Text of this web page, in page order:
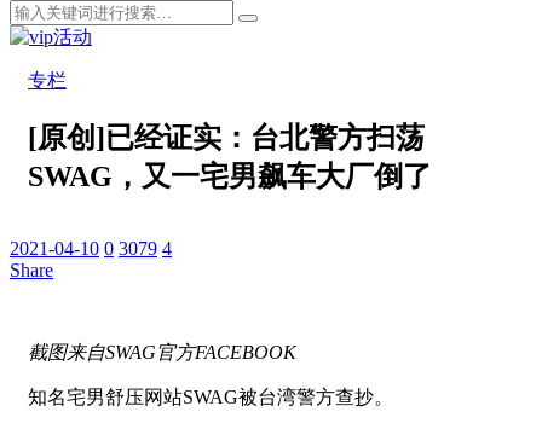
专栏
[原创]已经证实：台北警方扫荡
SWAG，又一宅男飙车大厂倒了
2021-04-10 0 3079 4
Share
截图来自SWAG官方FACEBOOK
知名宅男舒压网站SWAG被台湾警方查抄。